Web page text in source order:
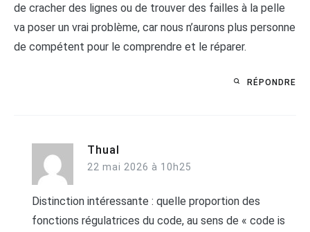
de cracher des lignes ou de trouver des failles à la pelle
va poser un vrai problème, car nous n’aurons plus personne
de compétent pour le comprendre et le réparer.
RÉPONDRE
Thual
22 mai 2026 à 10h25
Distinction intéressante : quelle proportion des
fonctions régulatrices du code, au sens de « code is